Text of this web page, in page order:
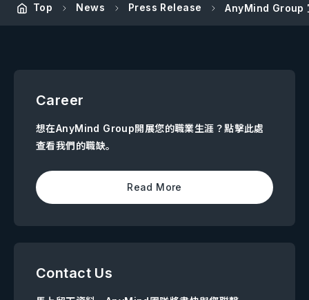
Top News Press Release AnyMind Group
Career
想在AnyMind Group開展您的職業生涯？點擊此處
查看我們的職缺。
Read More
Contact Us